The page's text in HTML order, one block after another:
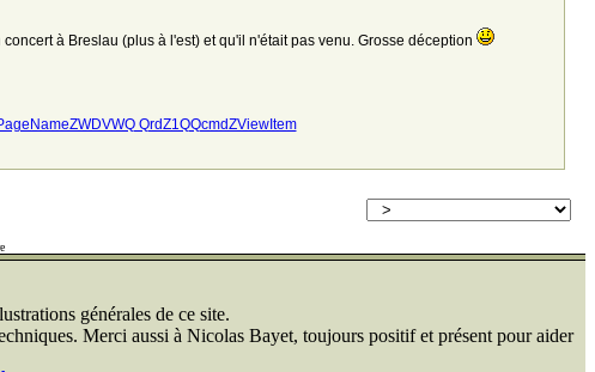
à Breslau (plus à l'est) et qu'il n'était pas venu. Grosse déception
QrdZ1QQcmdZViewItem
générales de ce site.
Merci aussi à Nicolas Bayet, toujours positif et présent pour aider